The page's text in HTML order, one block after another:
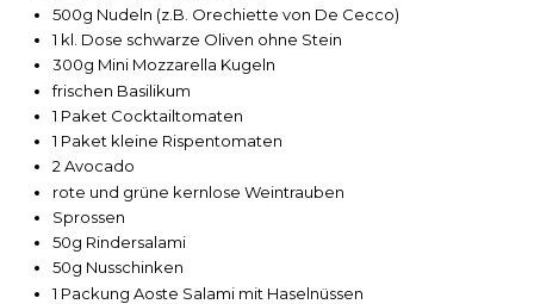
500g Nudeln (z.B. Orechiette von De Cecco)
1 kl. Dose schwarze Oliven ohne Stein
300g Mini Mozzarella Kugeln
frischen Basilikum
1 Paket Cocktailtomaten
1 Paket kleine Rispentomaten
2 Avocado
rote und grüne kernlose Weintrauben
Sprossen
50g Rindersalami
50g Nusschinken
1 Packung Aoste Salami mit Haselnüssen